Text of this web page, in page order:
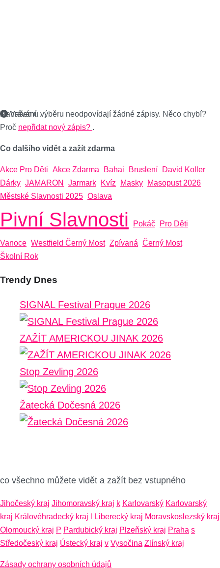
Nahrávání….
Vašemu výběru neodpovídají žádné zápisy. Něco chybí?
Proč nepřidat nový zápis? .
Co dalšího vidět a zažít zdarma
Akce Pro Děti Akce Zdarma Bahai Bruslení
David Koller
Dárky JAMARON Jarmark Kvíz Masky
Masopust 2026
Městské Slavnosti 2025 Oslava
Pivní Slavnosti Pokáč Pro Děti
Vanoce Westfield Černý Most Zpívaná Černý Most
Školní Rok
Trendy Dnes
SIGNAL Festival Prague 2026
ZAŽÍT AMERICKOU JINAK 2026
Stop Zevling 2026
Žatecká Dočesná 2026
co všechno můžete vidět a zažít bez vstupného
Jihočeský kraj Jihomoravský kraj k Karlovarský Karlovarský
kraj Královéhradecký kraj Liberecký kraj Moravskoslezský kraj
Olomoucký kraj P Pardubický kraj Plzeňský kraj Praha s
Středočeský kraj Ústecký kraj v Vysočina Zlínský kraj
Zásady ochrany osobních údajů